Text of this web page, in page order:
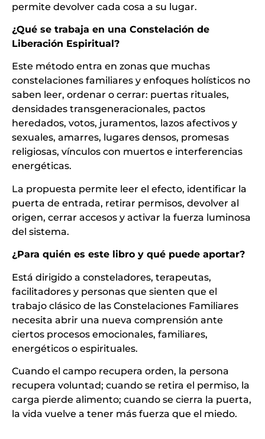
permite devolver cada cosa a su lugar.
¿Qué se trabaja en una Constelación de
Liberación Espiritual?
Este método entra en zonas que muchas
constelaciones familiares y enfoques holísticos no
saben leer, ordenar o cerrar: puertas rituales,
densidades transgeneracionales, pactos
heredados, votos, juramentos, lazos afectivos y
sexuales, amarres, lugares densos, promesas
religiosas, vínculos con muertos e interferencias
energéticas.
La propuesta permite leer el efecto, identificar la
puerta de entrada, retirar permisos, devolver al
origen, cerrar accesos y activar la fuerza luminosa
del sistema.
¿Para quién es este libro y qué puede aportar?
Está dirigido a consteladores, terapeutas,
facilitadores y personas que sienten que el
trabajo clásico de las Constelaciones Familiares
necesita abrir una nueva comprensión ante
ciertos procesos emocionales, familiares,
energéticos o espirituales.
Cuando el campo recupera orden, la persona
recupera voluntad; cuando se retira el permiso, la
carga pierde alimento; cuando se cierra la puerta,
la vida vuelve a tener más fuerza que el miedo.